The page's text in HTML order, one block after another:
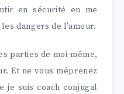
en sécurité en me
dangers de l’amour.
parties de moi-même,
Et ne vous méprenez
je suis coach conjugal